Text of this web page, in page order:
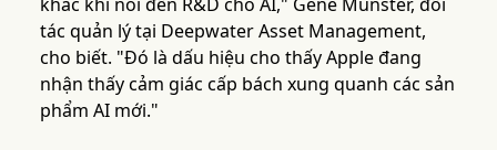
tác quản lý tại Deepwater Asset Management,
cho biết. "Đó là dấu hiệu cho thấy Apple đang
nhận thấy cảm giác cấp bách xung quanh các sản
phẩm AI mới."